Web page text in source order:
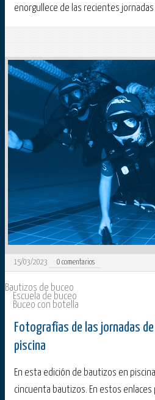
enorgullece de las recientes jornadas
15/03/2023 0 comentarios
Bautizos de buceo
Escuela de buceo
Buceo con botella
Fotografías de las jornadas
piscina
En esta edición de bautizos en
cincuenta bautizos. En estos enlaces